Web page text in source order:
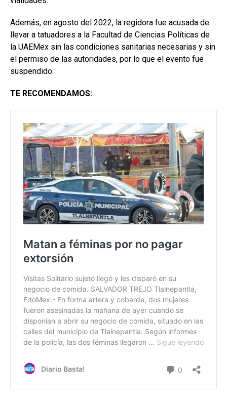
Además, en agosto del 2022, la regidora fue acusada de
llevar a tatuadores a la Facultad de Ciencias Políticas de
la UAEMex sin las condiciones sanitarias necesarias y sin
el permiso de las autoridades, por lo que el evento fue
suspendido.
TE RECOMENDAMOS: